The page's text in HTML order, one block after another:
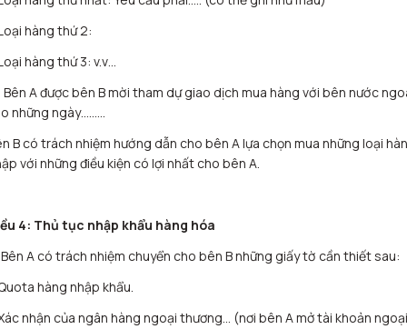
hàng thứ 2:
hàng thứ 3: v.v…
A được bên B mời tham dự giao dịch mua hàng với bên nước
những ngày………
B có trách nhiệm hướng dẫn cho bên A lựa chọn mua những loại
với những điều kiện có lợi nhất cho bên A.
4: Thủ tục nhập khẩu hàng hóa
A có trách nhiệm chuyển cho bên B những giấy tờ cần thiết sau:
hàng nhập khẩu.
nhận của ngân hàng ngoại thương… (nơi bên A mở tài khoản ngoại